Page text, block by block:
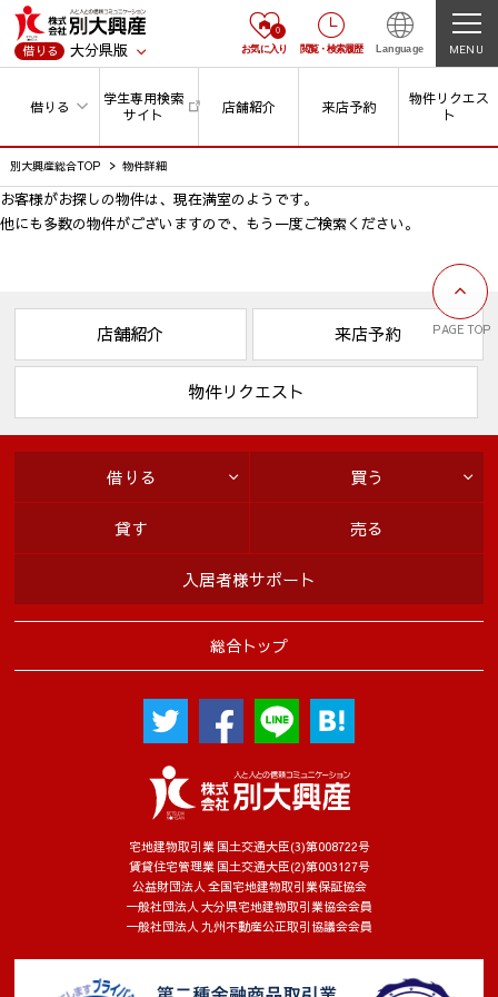
借りる 大分県版
0
お気に入り 閲覧・ 検索履歴 Language MENU
借りる
学生専用検索
サイト
店舗紹介 来店予約
物件リクエス
ト
別大興産総合TOP 物件詳細
お客様がお探しの物件は、現在満室のようです。
他にも多数の物件がございますので、 もう一度ご検索ください。
PAGE TOP
店舗紹介 来店予約
物件リクエスト
宅地建物取引業 国土交通大臣(3)第008722号
賃貸住宅管理業 国土交通大臣(2)第003127号
公益財団法人 全国宅地建物取引業保証協会
一般社団法人 大分県宅地建物取引業協会会員
一般社団法人 九州不動産公正取引協議会会員
総合トップ
借りる 買う
貸す 売る
入居者様サポート